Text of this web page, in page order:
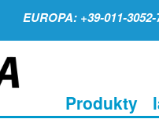
EUROPA: +39-011-3052-
Produkty